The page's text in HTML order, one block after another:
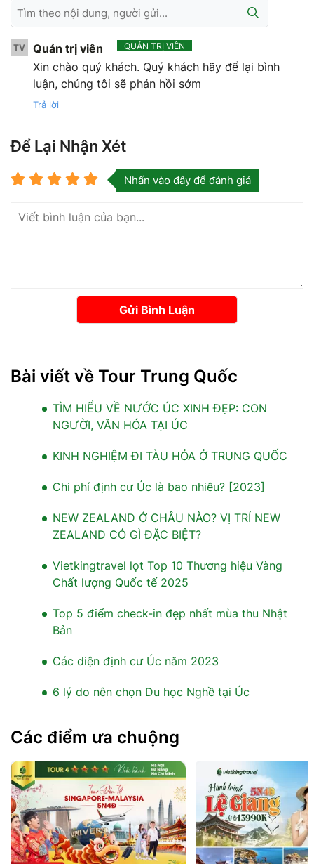
TV Quản trị viên QUẢN TRỊ VIÊN
Xin chào quý khách. Quý khách hãy để lại bình
luận, chúng tôi sẽ phản hồi sớm
Trả lời
Để Lại Nhận Xét
Nhấn vào đây để đánh giá
Gửi Bình Luận
Bài viết về Tour Trung Quốc
TÌM HIỂU VỀ NƯỚC ÚC XINH ĐẸP: CON
NGƯỜI, VĂN HÓA TẠI ÚC
KINH NGHIỆM ĐI TÀU HỎA Ở TRUNG QUỐC
Chi phí định cư Úc là bao nhiêu? [2023]
NEW ZEALAND Ở CHÂU NÀO? VỊ TRÍ NEW
ZEALAND CÓ GÌ ĐẶC BIỆT?
Vietkingtravel lọt Top 10 Thương hiệu Vàng
Chất lượng Quốc tế 2025
Top 5 điểm check-in đẹp nhất mùa thu Nhật
Bản
Các diện định cư Úc năm 2023
6 lý do nên chọn Du học Nghề tại Úc
Các điểm ưa chuộng